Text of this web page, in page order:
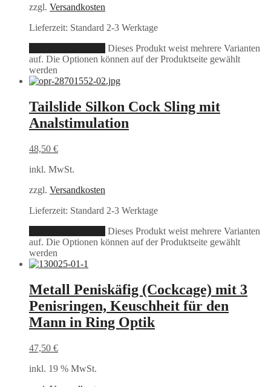
zzgl. Versandkosten
Lieferzeit: Standard 2-3 Werktage
Dieses Produkt weist mehrere Varianten
auf. Die Optionen können auf der Produktseite gewählt
werden
Tailslide Silkon Cock Sling mit
Analstimulation
48,50 €
inkl. MwSt.
zzgl. Versandkosten
Lieferzeit: Standard 2-3 Werktage
Dieses Produkt weist mehrere Varianten
auf. Die Optionen können auf der Produktseite gewählt
werden
Metall Peniskäfig (Cockcage) mit 3
Penisringen, Keuschheit für den
Mann in Ring Optik
47,50 €
inkl. 19 % MwSt.